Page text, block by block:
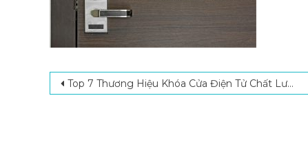
Post navigation
Top 7 Thương Hiệu Khóa Cửa Điện Tử Chất Lượng, Giá Tốt Nhất Hiện Nay